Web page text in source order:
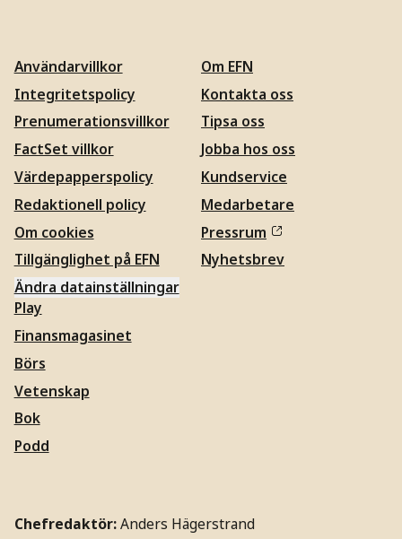
Användarvillkor
Integritetspolicy
Prenumerationsvillkor
FactSet villkor
Värdepapperspolicy
Redaktionell policy
Om cookies
Tillgänglighet på EFN
Ändra datainställningar
Om EFN
Kontakta oss
Tipsa oss
Jobba hos oss
Kundservice
Medarbetare
Pressrum
Nyhetsbrev
Play
Finansmagasinet
Börs
Vetenskap
Bok
Podd
Chefredaktör:Anders Hägerstrand